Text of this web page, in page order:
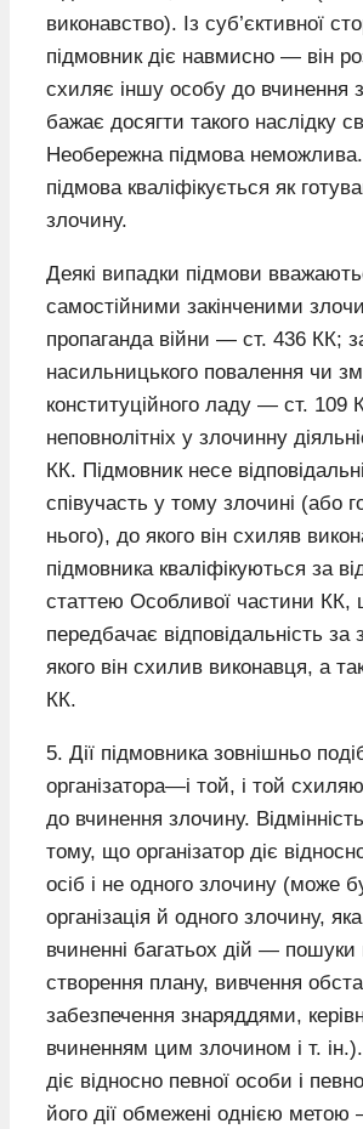
виконавство). Із суб’єктивної
підмовник діє навмисно — він
схиляє іншу особу до вчинення
бажає досягти такого наслідку
Необережна підмова
підмова кваліфікується як
злочину.
Деякі випадки підмови
самостійними закінченими
пропаганда війни — ст. 436 КК;
насильницького повалення чи
конституційного ладу — ст. 109
неповнолітніх у злочинну
КК. Підмовник несе
співучасть у тому злочині (або
нього), до якого він схиляв
підмовника кваліфікуються за
статтею Особливої частини КК,
передбачає відповідальність за
якого він схилив виконавця, а
КК.
5. Дії підмовника зовнішньо
організатора—і той, і той
до вчинення злочину.
тому, що організатор діє
осіб і не одного злочину (може
організація й одного злочину,
вчиненні багатьох дій — пошуки
створення плану, вивчення
забезпечення знаряддями,
вчиненням цим злочином і т.
діє відносно певної особи і
його дії обмежені однією